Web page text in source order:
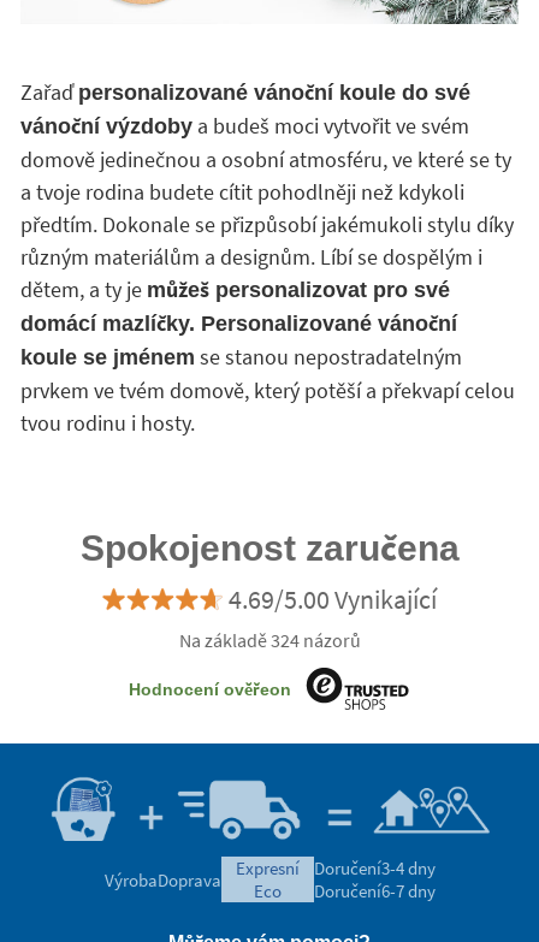
Zařaď personalizované vánoční koule do své
vánoční výzdobya budeš moci vytvořit ve svém
domově jedinečnou a osobní atmosféru, ve které se ty
a tvoje rodina budete cítit pohodlněji než kdykoli
předtím. Dokonale se přizpůsobí jakémukoli stylu díky
různým materiálům a designům. Líbí se dospělým i
dětem, a ty je můžeš personalizovat pro své
domácí mazlíčky. Personalizované vánoční
koule se jménem se stanou nepostradatelným
prvkem ve tvém domově, který potěší a překvapí celou
tvou rodinu i hosty.
Spokojenost zaručena
4.69/5.00 Vynikající
Na základě 324 názorů
Hodnocení ověřeon
VýrobaDoprava
expresní
eco
Doručení3-4 dny
Doručení6-7 dny